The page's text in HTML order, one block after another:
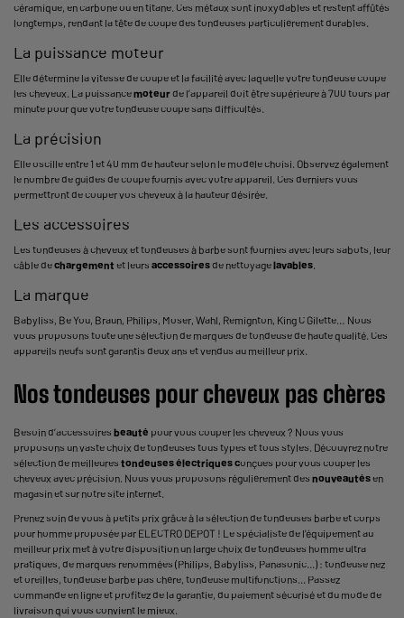
céramique, en carbone ou en titane. Ces métaux sont inoxydables et restent affûtés
longtemps, rendant la tête de coupe des tondeuses particulièrement durables.
La puissance moteur
Elle détermine la vitesse de coupe et la facilité avec laquelle votre tondeuse coupe
les cheveux. La puissancemoteurde l’appareil doit être supérieure à 700 tours par
minute pour que votre tondeuse coupe sans difficultés.
La précision
Elle oscille entre 1 et 40 mm de hauteur selon le modèle choisi. Observez également
le nombre de guides de coupe fournis avec votre appareil. Ces derniers vous
permettront de couper vos cheveux à la hauteur désirée.
Les accessoires
Les tondeuses à cheveux et tondeuses à barbe sont fournies avec leurs sabots, leur
câble dechargement et leurs accessoiresde nettoyagelavables.
La marque
Babyliss, Be You, Braun, Philips, Moser, Wahl, Remignton, King C Gilette… Nous
vous proposons toute une sélection de marques de tondeuse de haute qualité. Ces
appareils neufs sont garantis deux ans et vendus au meilleur prix.
Nos tondeuses pour cheveux pas chères
Besoin d’accessoires beauté pour vous couper les cheveux ? Nous vous
proposons un vaste choix de tondeuses tous types et tous styles. Découvrez notre
sélection de meilleures tondeuses électriques conçues pour vous couper les
cheveux avec précision. Nous vous proposons régulièrement des nouveautésen
magasin et sur notre site internet.
Prenez soin de vous à petits prix grâce à la sélection de tondeuses barbe et corps
pour homme proposée par ELECTRO DEPOT ! Le spécialiste de l'équipement au
meilleur prix met à votre disposition un large choix de tondeuses homme ultra
pratiques, de marques renommées (Philips, Babyliss, Panasonic...) : tondeuse nez
et oreilles, tondeuse barbe pas chère, tondeuse multifonctions... Passez
commande en ligne et profitez de la garantie, du paiement sécurisé et du mode de
livraison qui vous convient le mieux.